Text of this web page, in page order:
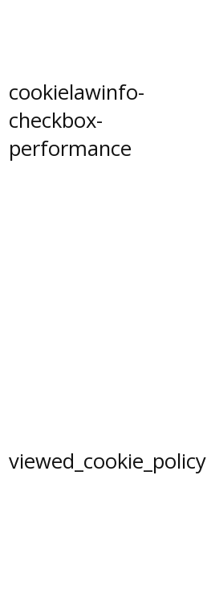
cookielawinfo-
checkbox-
performance
viewed_cookie_policy